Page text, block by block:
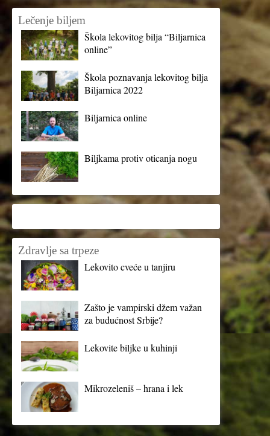
Lečenje biljem
Škola lekovitog bilja “Biljarnica
online”
Škola poznavanja lekovitog bilja
Biljarnica 2022
Biljarnica online
Biljkama protiv oticanja nogu
Zdravlje sa trpeze
Lekovito cveće u tanjiru
Zašto je vampirski džem važan
za budućnost Srbije?
Lekovite biljke u kuhinji
Mikrozeleniš – hrana i lek